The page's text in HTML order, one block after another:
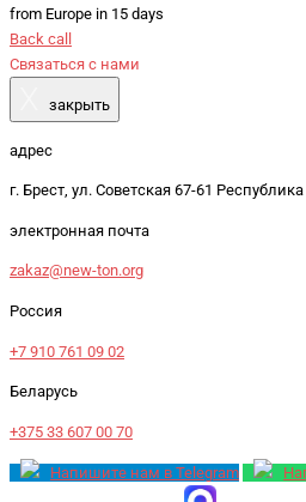
from Europe in 15 days
Back call
Связаться с нами
закрыть
адрес
г. Брест, ул. Советская 67-61
электронная почта
zakaz@new-ton.org
Россия
+7 910 761 09 02
Беларусь
+375 33 607 00 70
Напишите нам в Telegram